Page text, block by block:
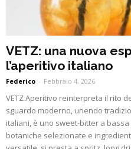
VETZ: una nuova
l’aperitivo italiano
Federico - Febbraio 4, 2026
VETZ Aperitivo reinterpreta il rito
sguardo moderno, unendo
italiani, è uno sweet-bitter a
botaniche selezionate e